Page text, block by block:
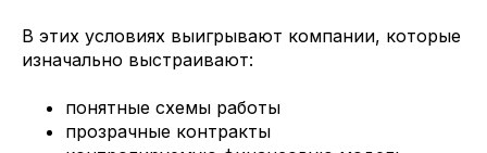
В этих условиях выигрывают компании, которые
изначально выстраивают:
понятные схемы работы
прозрачные контракты